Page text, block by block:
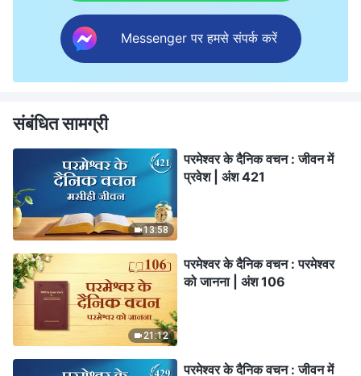
Messenger पर हमसे संपर्क करें
संबंधित सामग्री
13:58
परमेश्वर के दैनिक वचन : जीवन में
प्रवेश | अंश 421
21:12
परमेश्वर के दैनिक वचन : परमेश्वर
को जानना | अंश 106
परमेश्वर के दैनिक वचन : जीवन में